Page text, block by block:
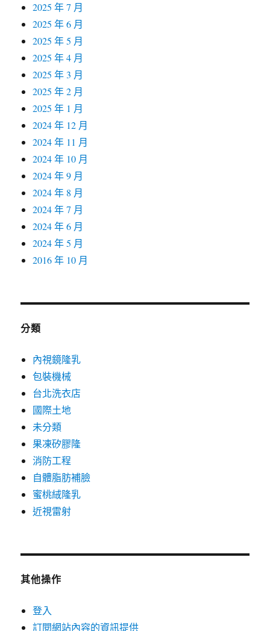
2025 年 7 月
2025 年 6 月
2025 年 5 月
2025 年 4 月
2025 年 3 月
2025 年 2 月
2025 年 1 月
2024 年 12 月
2024 年 11 月
2024 年 10 月
2024 年 9 月
2024 年 8 月
2024 年 7 月
2024 年 6 月
2024 年 5 月
2016 年 10 月
分類
內視鏡隆乳
包裝機械
台北洗衣店
國際土地
未分類
果凍矽膠隆
消防工程
自體脂肪補臉
蜜桃絨隆乳
近視雷射
其他操作
登入
訂閱網站內容的資訊提供